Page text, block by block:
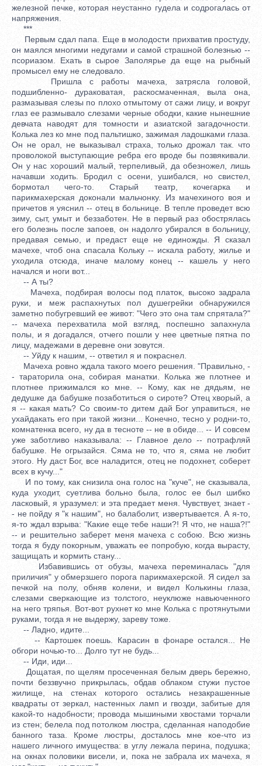
железной печке, которая неустанно гудела и содрогалась от
напряжения.
***
Первым сдал папа. Еще в молодости прихватив простуду,
он маялся многими недугами и самой страшной болезнью --
псориазом. Ехать в сырое Заполярье да еще на рыбный
промысел ему не следовало.
Пришла с работы мачеха, затрясла головой,
подшибленно- дураковатая, раскосмаченная, выла она,
размазывая слезы по плохо отмытому от сажи лицу, и вокруг
глаз ее размывало слезами черные ободки, какие нынешние
девчата наводят для томности и азиатской загадочности.
Колька лез ко мне под пальтишко, зажимая ладошками глаза.
Он не орал, не выказывал страха, только дрожал так. что
проволокой выступающие ребра его вроде бы позвякивали.
Он у нас хороший малый, терпеливый, да обезножел, лишь
начавши ходить. Бродил с осени, ушибался, но свистел,
бормотал чего-то. Старый театр, кочегарка и
парикмахерская доконали мальчонку. Из мачехиного воя и
причетов я уяснил -- отец в больнице. В тепле проведет всю
зиму, сыт, умыт и беззаботен. Не в первый раз обострялась
его болезнь после запоев, он надолго убирался в больницу,
предавая семью, и предаст еще не единожды. Я сказал
мачехе, чтоб она спасала Кольку -- искала работу, жилье и
уходила отсюда, иначе малому конец -- кашель у него
начался и ноги вот...
-- А ты?
Мачеха, подбирая волосы под платок, высоко задрала
руки, и меж распахнутых пол душегрейки обнаружился
заметно побугревший ее живот: "Чего это она там спрятала?"
-- мачеха перехватила мой взгляд, поспешно запахнула
полы, и я догадался, отчего пошли у нее цветные пятна по
лицу, мадежами в деревне они зовутся.
-- Уйду к нашим, -- ответил я и покраснел.
Мачеха ровно ждала такого моего решения. "Правильно, -
- тараторила она, собирая манатки. Колька же плотнее и
плотнее прижимался ко мне. -- Кому, как не дядьям, не
дедушке да бабушке позаботиться о сироте? Отец хворый, а
я -- какая мать? Со своим-то дитем дай Бог управиться, не
ухайдакать его при такой жизни... Конечно, тесно у родни-то,
комнатенка всего, ну да в тесноте -- не в обиде... -- И совсем
уже заботливо наказывала: -- Главное дело -- потрафляй
бабушке. Не огрызайся. Сяма не то, что я, сяма не любит
этого. Ну даст Бог, все наладится, отец не подохнет, соберет
всех в кучу..."
И по тому, как снизила она голос на "куче", не сказывала,
куда уходит, суетлива больно была, голос ее был шибко
ласковый, я уразумел: и эта предает меня. Чувствует, знает -
- не пойду я "к нашим", но балаболит, извертывается. А я-то,
я-то ждал взрыва: "Какие еще тебе наши?! Я что, не наша?!"
-- и решительно заберет меня мачеха с собою. Всю жизнь
тогда я буду покорным, уважать ее попробую, когда вырасту,
защищать и кормить стану...
Избавившись от обузы, мачеха переминалась "для
приличия" у обмерзшего порога парикмахерской. Я сидел за
печкой на полу, обняв колени, и видел Колькины глаза,
слезами сверкающие из толстого, неуклюже навьюченного
на него тряпья. Вот-вот рухнет ко мне Колька с протянутыми
руками, тогда я не выдержу, зареву тоже.
-- Ладно, идите...
-- Картошек поешь. Карасин в фонаре остался... Не
обгори ночью-то... Долго тут не будь...
-- Иди, иди...
Дощатая, по щелям просеченная белым дверь бережно,
почти беззвучно прикрылась, обдав облаком стужи пустое
жилище, на стенах которого остались незакрашенные
квадраты от зеркал, настенных ламп и гвозди, забитые для
какой-то надобности; провода мышиными хвостами торчали
из стен; белела под потолком люстра, сделанная наподобие
банного таза. Кроме люстры, досталось мне кое-что из
нашего личного имущества: в углу лежала перина, подушка;
на окнах половики висели, и, пока не забрала их мачеха, я